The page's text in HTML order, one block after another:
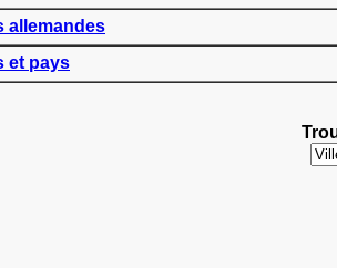
allemandes
et pays